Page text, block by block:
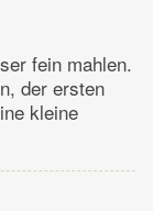
fein mahlen.
der ersten
kleine